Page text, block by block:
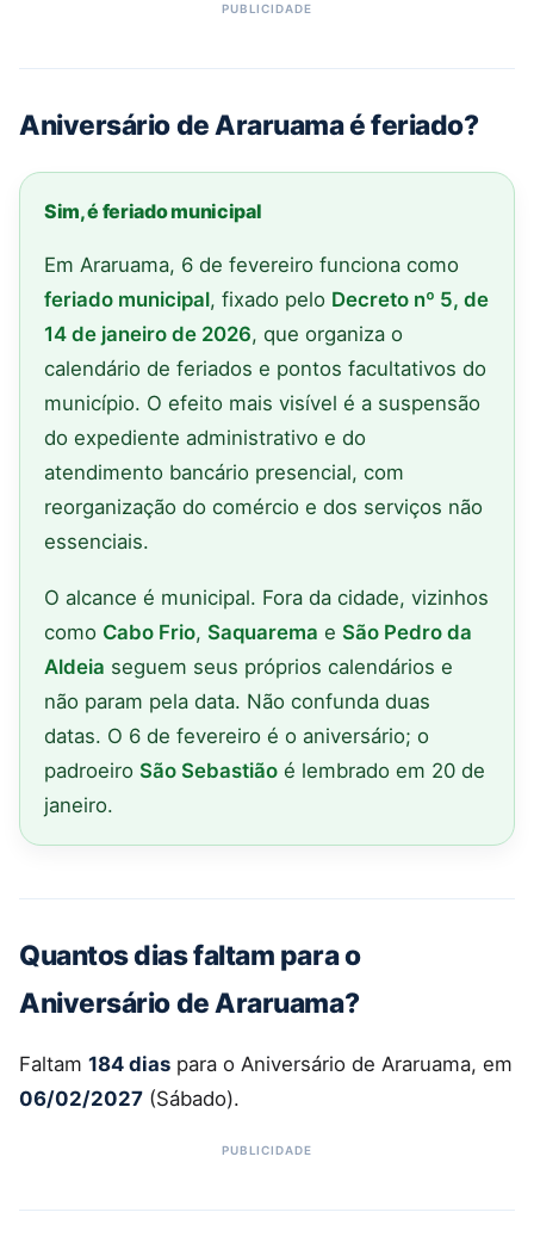
Aniversário de Araruama é feriado?
Sim, é feriado municipal
Em Araruama, 6 de fevereiro funciona como
feriado municipal, fixado pelo Decreto nº 5, de
14 de janeiro de 2026, que organiza o
calendário de feriados e pontos facultativos do
município. O efeito mais visível é a suspensão
do expediente administrativo e do
atendimento bancário presencial, com
reorganização do comércio e dos serviços não
essenciais.
O alcance é municipal. Fora da cidade, vizinhos
como Cabo Frio, Saquarema e São Pedro da
Aldeia seguem seus próprios calendários e
não param pela data. Não confunda duas
datas. O 6 de fevereiro é o aniversário; o
padroeiro São Sebastião é lembrado em 20 de
janeiro.
Quantos dias faltam para o
Aniversário de Araruama?
Faltam 184 dias para o Aniversário de Araruama, em
06/02/2027 (Sábado).